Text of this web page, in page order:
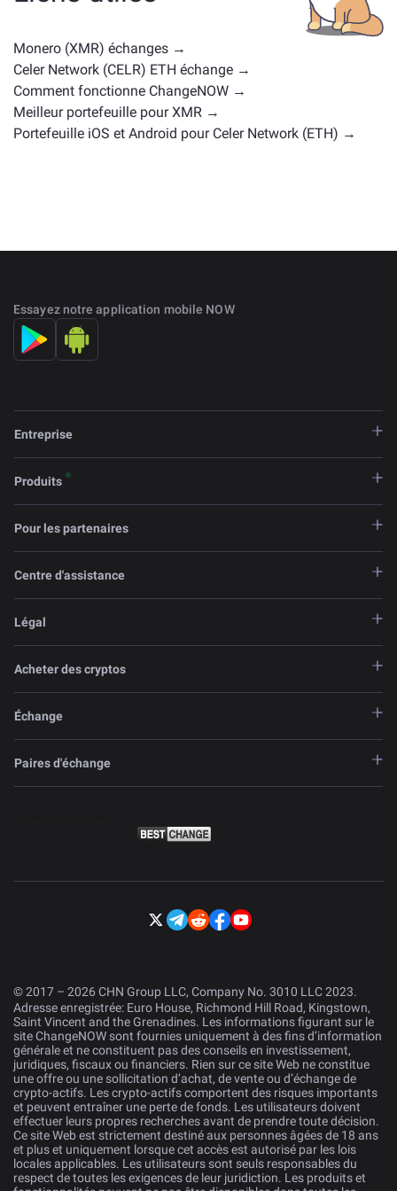
positions de marché similaires. Consultez tous les
actifs disponibles pour échange sur la
page d'échange
principale.
Monero (XMR) échanges →
Celer Network (CELR) ETH échange →
Comment fonctionne ChangeNOW →
Meilleur portefeuille pour XMR →
Portefeuille iOS et Android pour Celer Network (ETH) →
Essayez notre application mobile NOW
Entreprise
Produits
Pour les partenaires
Centre d'assistance
Légal
Acheter des cryptos
Échange
Paires d'échange
© 2017 – 2026 CHN Group LLC, Company No. 3010 LLC 2023.
Adresse enregistrée: Euro House, Richmond Hill Road, Kingstown,
Saint Vincent and the Grenadines. Les informations figurant sur le
site ChangeNOW sont fournies uniquement à des fins d’information
générale et ne constituent pas des conseils en investissement,
juridiques, fiscaux ou financiers. Rien sur ce site Web ne constitue
une offre ou une sollicitation d’achat, de vente ou d’échange de
crypto-actifs. Les crypto-actifs comportent des risques importants
et peuvent entraîner une perte de fonds. Les utilisateurs doivent
effectuer leurs propres recherches avant de prendre toute décision.
Ce site Web est strictement destiné aux personnes âgées de 18 ans
et plus et uniquement lorsque cet accès est autorisé par les lois
locales applicables. Les utilisateurs sont seuls responsables du
respect de toutes les exigences de leur juridiction. Les produits et